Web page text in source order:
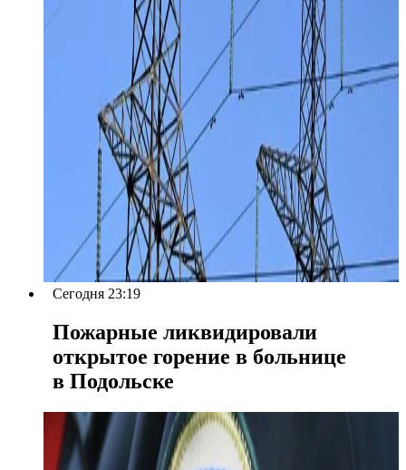
Сегодня 23:19
Пожарные ликвидировали
открытое горение в больнице
в Подольске